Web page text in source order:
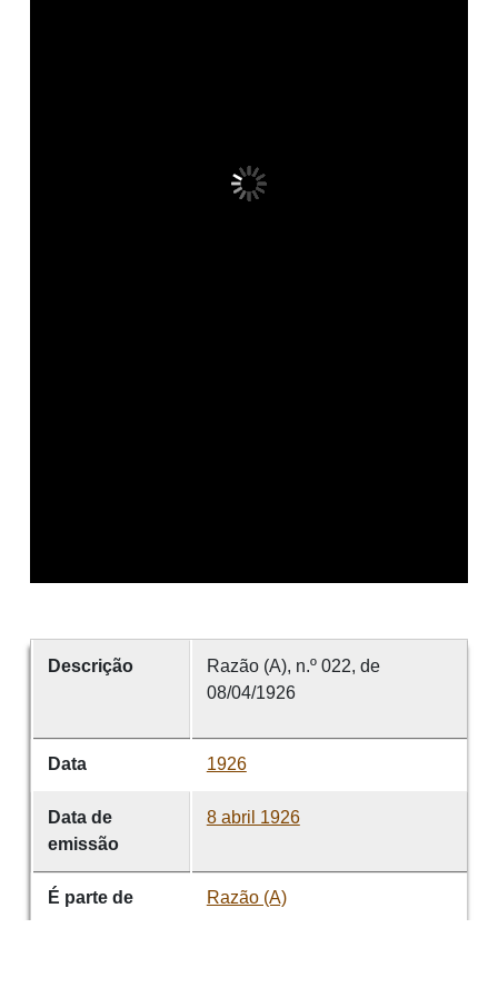
Descrição
Razão (A), n.º 022, de
08/04/1926
Data 1926
Data de
emissão
8 abril 1926
É parte de Razão (A)